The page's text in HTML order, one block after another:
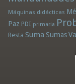
Máquinas didácticas
Paz PDI primaria
Resta Suma Sumas